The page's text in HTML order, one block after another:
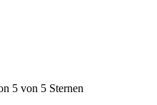
5 von 5 Sternen